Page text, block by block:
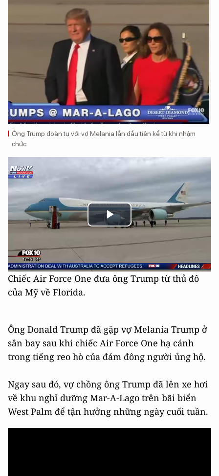
Ông Trump đoàn tụ với vợ Melania lần đầu tiên kể từ khi nhậm
chức.
Play
Video
Chiếc Air Force One đưa ông Trump từ thủ đô
của Mỹ về Florida.
Ông Donald Trump đã gặp vợ Melania Trump ở
sân bay sau khi chiếc Air Force One hạ cánh
trong tiếng reo hò của đám đông người ủng hộ.
Ngay sau đó, vợ chồng ông Trump đã lên xe hơi
về khu nghỉ dưỡng Mar-A-Lago trên bãi biển
West Palm để tận hưởng những ngày cuối tuần.